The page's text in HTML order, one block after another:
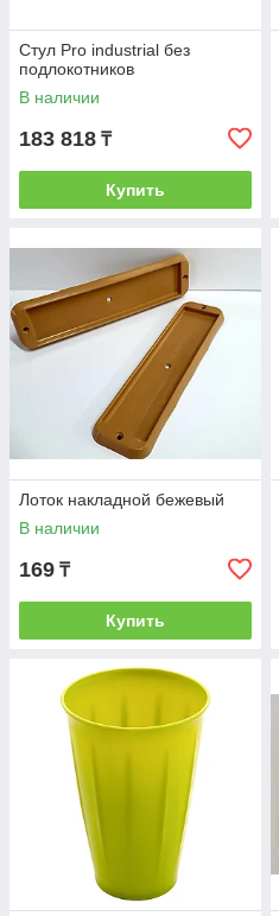
Стул Pro industrial без
подлокотников
В наличии
183 818 ₸
Купить
Лоток накладной бежевый
В наличии
169 ₸
Купить